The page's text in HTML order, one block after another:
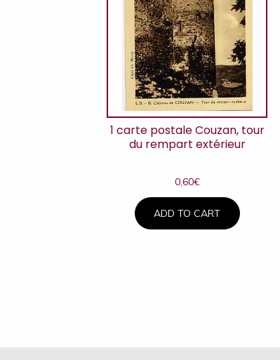
1 carte postale Couzan, tour
du rempart extérieur
0,60€
ADD TO CART